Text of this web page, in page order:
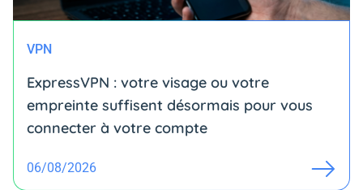
VPN
ExpressVPN : votre visage ou votre
empreinte suffisent désormais pour vous
connecter à votre compte
06/08/2026